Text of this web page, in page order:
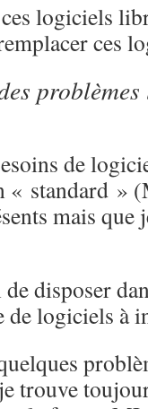
logiciels
ces
de
« standard »
mais que
disposer
de logiciels à
trouve